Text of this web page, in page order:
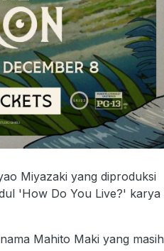
Miyazaki yang diproduksi
'How Do You Live?' karya
Mahito Maki yang masih